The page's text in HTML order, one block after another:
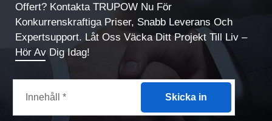
Offert? Kontakta TRUPOW Nu För
Konkurrenskraftiga Priser, Snabb Leverans Och
Expertsupport. Låt Oss Väcka Ditt Projekt Till Liv –
Hör Av Dig Idag!
Skicka in
Nya produkter